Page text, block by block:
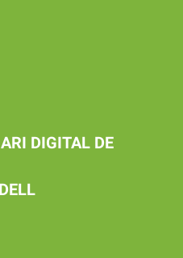
DIGITAL DE